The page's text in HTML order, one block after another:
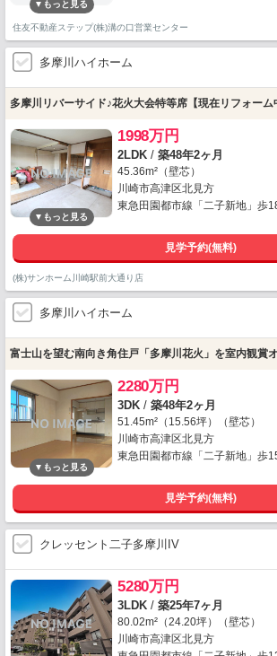
住友不動産ステップ(株)溝の口営業センター
多摩川ハイホーム
多摩川リバーサイド♪花火大会特等席【現在リフォーム
1998万円
2LDK / 築48年2ヶ月
45.36m²（壁芯）
川崎市高津区北見方
東急田園都市線「二子新地」歩
見学予約(無料)
(株)サンホーム川崎駅前大通り店
多摩川ハイホーム
富士山を望む南向き角住戸「多摩川花火」を室内観賞
2280万円
3DK / 築48年2ヶ月
51.45m²（15.56坪）（壁芯）
川崎市高津区北見方
東急田園都市線「二子新地」歩
見学予約(無料)
クレッセント二子多摩川IV
5280万円
3LDK / 築25年7ヶ月
80.02m²（24.20坪）（壁芯）
川崎市高津区北見方